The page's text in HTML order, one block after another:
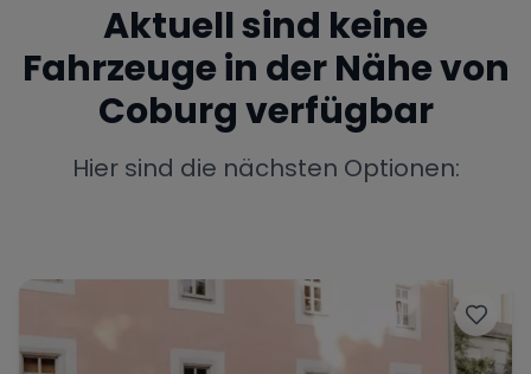
Mercedes BMW Audi
Aktuell sind keine
Fahrzeuge in der Nähe von
Coburgverfügbar
Hier sind die nächsten Optionen: